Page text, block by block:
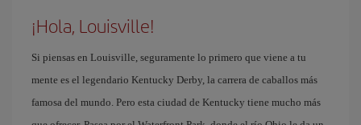
¡Hola, Louisville!
Si piensas en Louisville, seguramente lo primero que viene a tu
mente es el legendario Kentucky Derby, la carrera de caballos más
famosa del mundo. Pero esta ciudad de Kentucky tiene mucho más